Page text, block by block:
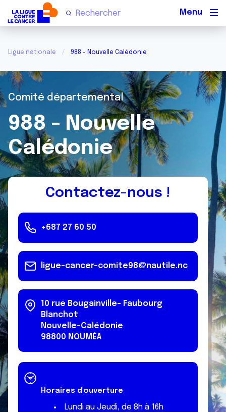
Ligue nationale 988 - Nouvelle Calédonie
Comité départemental
988 - Nouvelle
Calédonie
Contactez-nous !
+687 27 60 50
ligue-cancer-comite98@nautile.nc
10 rue Bougainville- Faubourg
Blanchot
Nouvelle-Calédonie
98800 NOUMÉA
Horaires d'ouverture
Lundi au Jeudi, de 8h à 16h